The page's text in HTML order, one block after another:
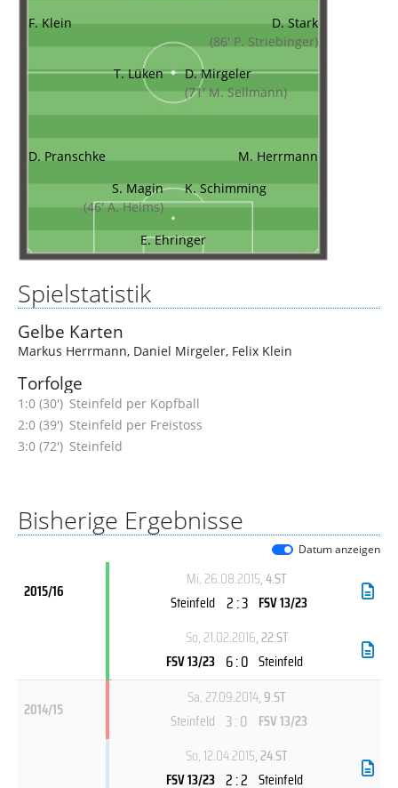
F. Klein
D. Stark
(86' P. Striebinger)
T. Lüken
D. Mirgeler
(71' M. Sellmann)
D. Pranschke
M. Herrmann
S. Magin
(46' A. Heims)
K. Schimming
E. Ehringer
Spielstatistik
Gelbe Karten
Markus Herrmann, Daniel Mirgeler, Felix Klein
Torfolge
1:0 (30') Steinfeld per Kopfball
2:0 (39') Steinfeld per Freistoss
3:0 (72') Steinfeld
Bisherige Ergebnisse
Datum anzeigen
2015/16
Mi, 26.08.2015, 4.ST
Steinfeld 2 : 3 FSV 13/23
So, 21.02.2016, 22.ST
FSV 13/23 6 : 0 Steinfeld
2014/15
Sa, 27.09.2014, 9.ST
Steinfeld 3 : 0 FSV 13/23
So, 12.04.2015, 24.ST
FSV 13/23 2 : 2 Steinfeld